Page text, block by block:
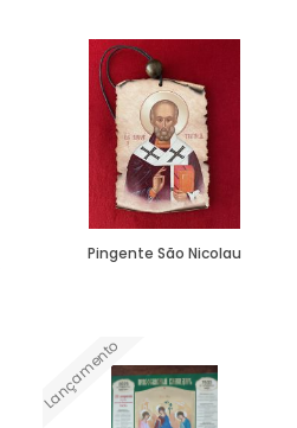
Pingente São Nicolau
Lançamento